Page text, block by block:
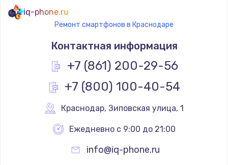
iq-phone.ru
Ремонт смартфонов в Краснодаре
Контактная информация
+7 (861) 200-29-56
+7 (800) 100-40-54
Краснодар, Зиповская улица, 1
Ежедневно с 9:00 до 21:00
info@iq-phone.ru